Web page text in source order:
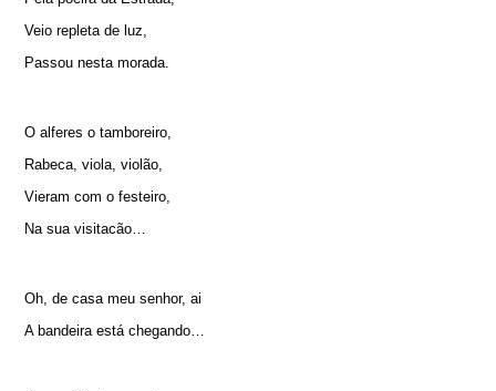
Veio repleta de luz,
Passou nesta morada.
O alferes o tamboreiro,
Rabeca, viola, violão,
Vieram com o festeiro,
Na sua visitacão…
Oh, de casa meu senhor, ai
A bandeira está chegando…